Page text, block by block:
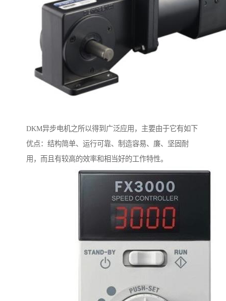
DKM异步电机之所以得到广泛应用，主要由于它有如下
优点：结构简单、运行可靠、制造容易、廉、坚固耐
用，而且有较高的效率和相当好的工作特性。